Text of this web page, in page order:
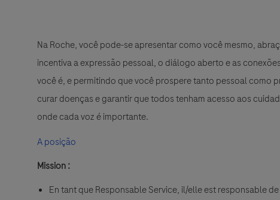
Na Roche, você pode-se apresentar como você mesmo,
incentiva a expressão pessoal, o diálogo aberto e as
você é, e permitindo que você prospere tanto pessoal como
curar doenças e garantir que todos tenham acesso aos
onde cada voz é importante.
A posição
Mission :
En tant que Responsable Service, il/elle est responsable